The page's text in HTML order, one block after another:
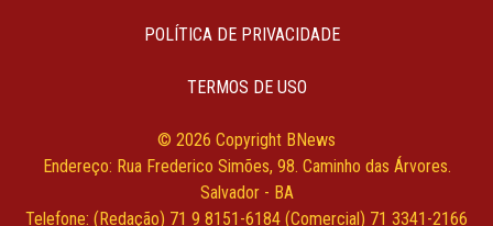
POLÍTICA DE PRIVACIDADE
TERMOS DE USO
© 2026 Copyright BNews
Endereço: Rua Frederico Simões, 98. Caminho das Árvores.
Salvador - BA
Telefone: (Redação) 71 9 8151-6184 (Comercial) 71 3341-2166